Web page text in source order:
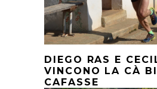
DIEGO RAS E
VINCONO LA CÀ
CAFASSE